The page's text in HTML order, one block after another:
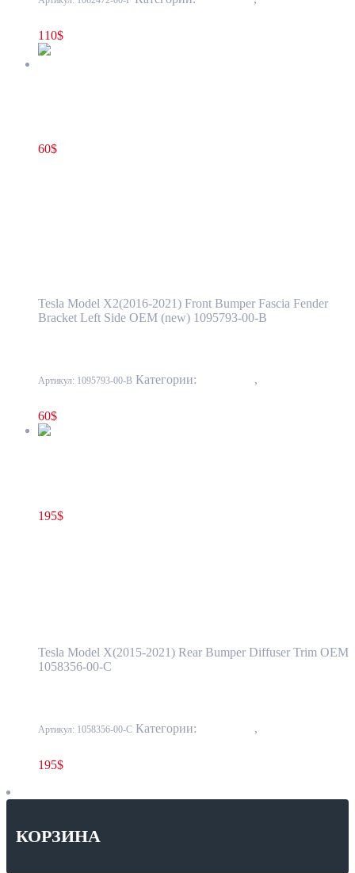
110$
60$
Tesla Model X2(2016-2021) Front Bumper Fascia Fender
Bracket Left Side OEM (new) 1095793-00-B
Артикул: 1095793-00-B Категории: ,
60$
195$
Tesla Model X(2015-2021) Rear Bumper Diffuser Trim OEM
1058356-00-C
Артикул: 1058356-00-C Категории: ,
195$
КОРЗИНА